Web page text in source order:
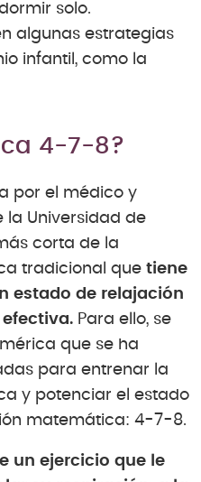
solo.
algunas estrategias
infantil, como la
4-7-8?
por el médico y
la Universidad de
corta de la
tradicional que tiene
estado de relajación
Para ello, se
que se ha
para entrenar la
y potenciar el estado
matemática: 4-7-8.
un ejercicio que le